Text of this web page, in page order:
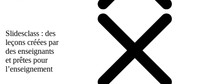
Slidesclass : des
leçons créées par
des enseignants
et prêtes pour
l’enseignement